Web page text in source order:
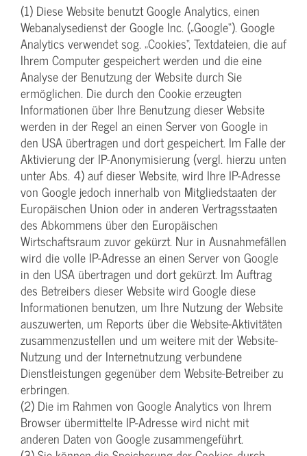
(1) Diese Website benutzt Google Analytics, einen
Webanalysedienst der Google Inc. („Google“). Google
Analytics verwendet sog. „Cookies“, Textdateien, die auf
Ihrem Computer gespeichert werden und die eine
Analyse der Benutzung der Website durch Sie
ermöglichen. Die durch den Cookie erzeugten
Informationen über Ihre Benutzung dieser Website
werden in der Regel an einen Server von Google in
den USA übertragen und dort gespeichert. Im Falle der
Aktivierung der IP-Anonymisierung (vergl. hierzu unten
unter Abs. 4) auf dieser Website, wird Ihre IP-Adresse
von Google jedoch innerhalb von Mitgliedstaaten der
Europäischen Union oder in anderen Vertragsstaaten
des Abkommens über den Europäischen
Wirtschaftsraum zuvor gekürzt. Nur in Ausnahmefällen
wird die volle IP-Adresse an einen Server von Google
in den USA übertragen und dort gekürzt. Im Auftrag
des Betreibers dieser Website wird Google diese
Informationen benutzen, um Ihre Nutzung der Website
auszuwerten, um Reports über die Website-Aktivitäten
zusammenzustellen und um weitere mit der Website-
Nutzung und der Internetnutzung verbundene
Dienstleistungen gegenüber dem Website-Betreiber zu
erbringen.
(2) Die im Rahmen von Google Analytics von Ihrem
Browser übermittelte IP-Adresse wird nicht mit
anderen Daten von Google zusammengeführt.